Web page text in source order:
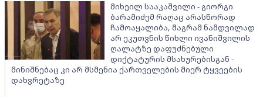
მიხეილ სააკაშვილი - გიორგი
ბარამიძემ რაღაც არასწორად
ჩამოაყალიბა, მაგრამ ნამდვილად
არ ეკუთვნის წიხლი ივანიშვილის
ღალატზე დაფუძნებული
დიქტატურის მსახურებისგან -
მინიშნებაც კი არ მსმენია ქართველების მიერ ტყვეების
დახვრეტაზე